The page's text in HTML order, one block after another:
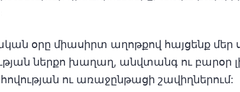
օրը միասիրտ աղոթքով հայցենք մեր
ներքո խաղաղ, անվտանգ ու բարօր
ու առաջընթացի շավիղներում: